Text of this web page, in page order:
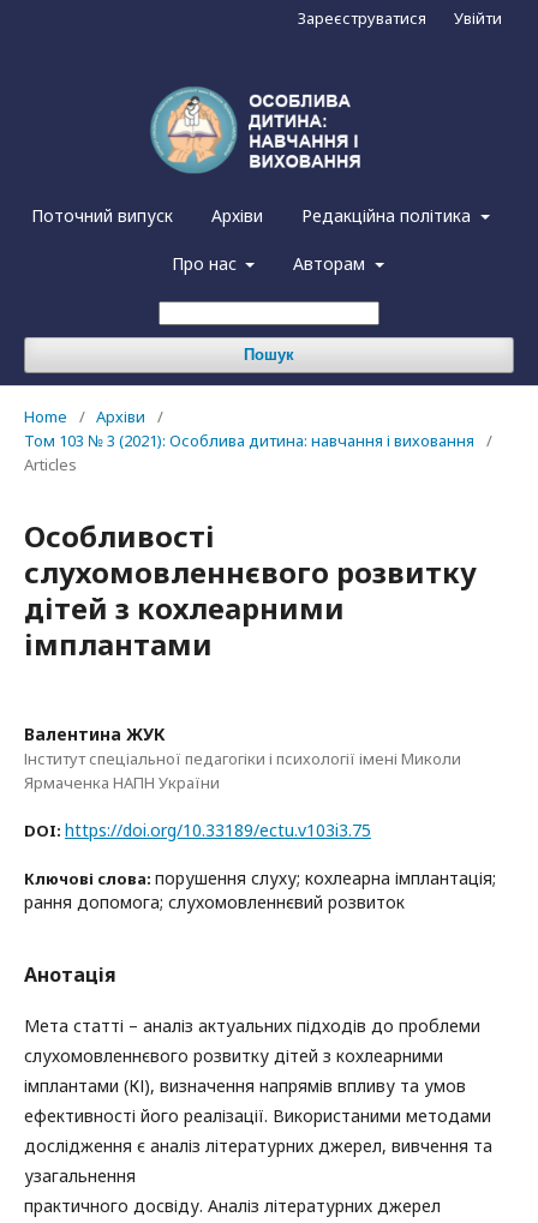
Поточний випуск Архіви Редакційна політика
Про нас Авторам
Пошук
Зареєструватися Увійти
Home / Архіви
/
Том 103 № 3 (2021): Особлива дитина: навчання і виховання
/
Articles
Особливості
слухомовленнєвого розвитку
дітей з кохлеарними
імплантами
Валентина ЖУК
Інститут спеціальної педагогіки і психології імені Миколи
Ярмаченка НАПН України
DOI: https://doi.org/10.33189/ectu.v103i3.75
Ключові слова: порушення слуху; кохлеарна імплантація;
рання допомога; слухомовленнєвий розвиток
Анотація
Мета статті – аналіз актуальних підходів до проблеми
слухомовленнєвого розвитку дітей з кохлеарними
імплантами (КІ), визначення напрямів впливу та умов
ефективності його реалізації. Використаними методами
дослідження є аналіз літературних джерел, вивчення та
узагальнення
практичного досвіду. Аналіз літературних джерел